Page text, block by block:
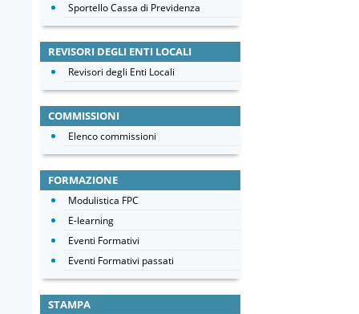
Sportello Cassa di Previdenza
REVISORI DEGLI ENTI LOCALI
Revisori degli Enti Locali
COMMISSIONI
Elenco commissioni
FORMAZIONE
Modulistica FPC
E-learning
Eventi Formativi
Eventi Formativi passati
STAMPA